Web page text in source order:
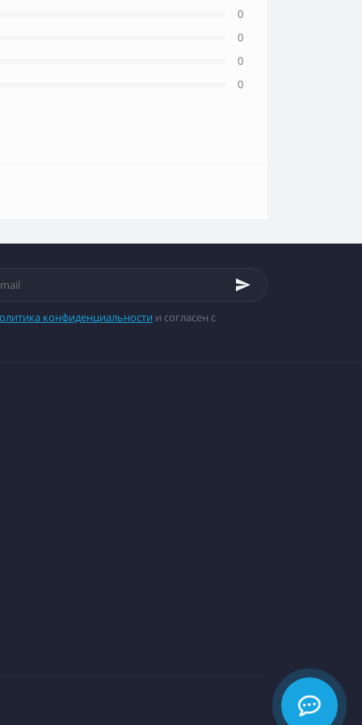
0
0
0
0
конфиденциальности и согласен с